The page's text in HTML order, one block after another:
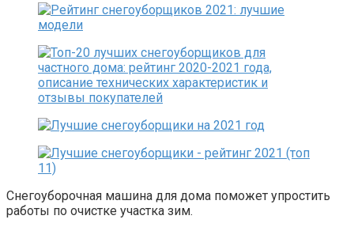
Снегоуборочная машина для дома поможет упростить
работы по очистке участка зим.